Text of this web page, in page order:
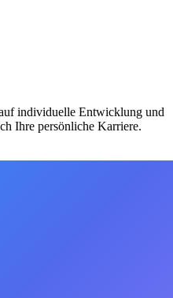
individuelle Entwicklung und
Ihre persönliche Karriere.